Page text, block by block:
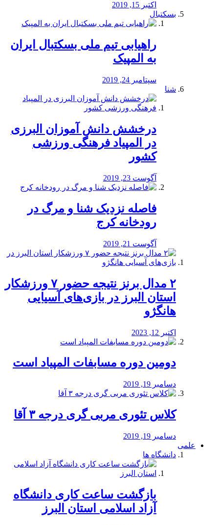
اکتبر 15, 2019
بسکتبال
راهیابی تیم ملی بسکتبال ایران
به المپیک
سپتامبر 24, 2019
شنا
درخشش دانش آموزان البرزی
در المپیاد فرهنگی ورزشی
کشور
آگوست 23, 2019
️فاصله نزدیک شنا و مرگ در
رودخانه کرج
آگوست 21, 2019
۲ مدال برنز نتیجه حضور ۷ ورزشکار
استان البرز در بازی‌های آسیایی
هانگژو
اکتبر 12, 2023
دومین دوره مسابفات المپیاد است
دسامبر 19, 2019
کلاس تئوری مربی گری درجه ۳ آقا
دسامبر 19, 2019
علمی
دانشگاه ها
بازگشت ساعت کاری دانشگاه
آزاد اسلامی استان البرز